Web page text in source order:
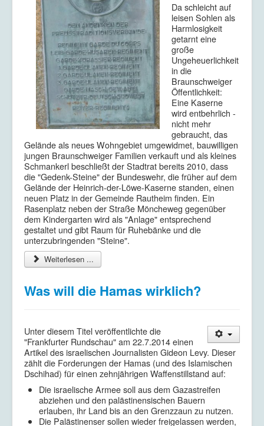
Da schleicht auf
leisen Sohlen als
Harmlosigkeit
getarnt eine
große
Ungeheuerlichkeit
in die
Braunschweiger
Öffentlichkeit:
Eine Kaserne
wird entbehrlich -
nicht mehr
gebraucht, das
Gelände als neues Wohngebiet umgewidmet, bauwilligen
jungen Braunschweiger Familien verkauft und als kleines
Schmankerl beschließt der Stadtrat bereits 2010, dass
die "Gedenk-Steine" der Bundeswehr, die früher auf dem
Gelände der Heinrich-der-Löwe-Kaserne standen, einen
neuen Platz in der Gemeinde Rautheim finden. Ein
Rasenplatz neben der Straße Möncheweg gegenüber
dem Kindergarten wird als "Anlage" entsprechend
gestaltet und gibt Raum für Ruhebänke und die
unterzubringenden "Steine".
Weiterlesen ...
Was will die Hamas wirklich?
Unter diesem Titel veröffentlichte die
"Frankfurter Rundschau" am 22.7.2014 einen
Artikel des israelischen Journalisten Gideon Levy. Dieser
zählt die Forderungen der Hamas (und des Islamischen
Dschihad) für einen zehnjährigen Waffenstillstand auf:
Die israelische Armee soll aus dem Gazastreifen
abziehen und den palästinensischen Bauern
erlauben, ihr Land bis an den Grenzzaun zu nutzen.
Die Palästinenser sollen wieder freigelassen werden,